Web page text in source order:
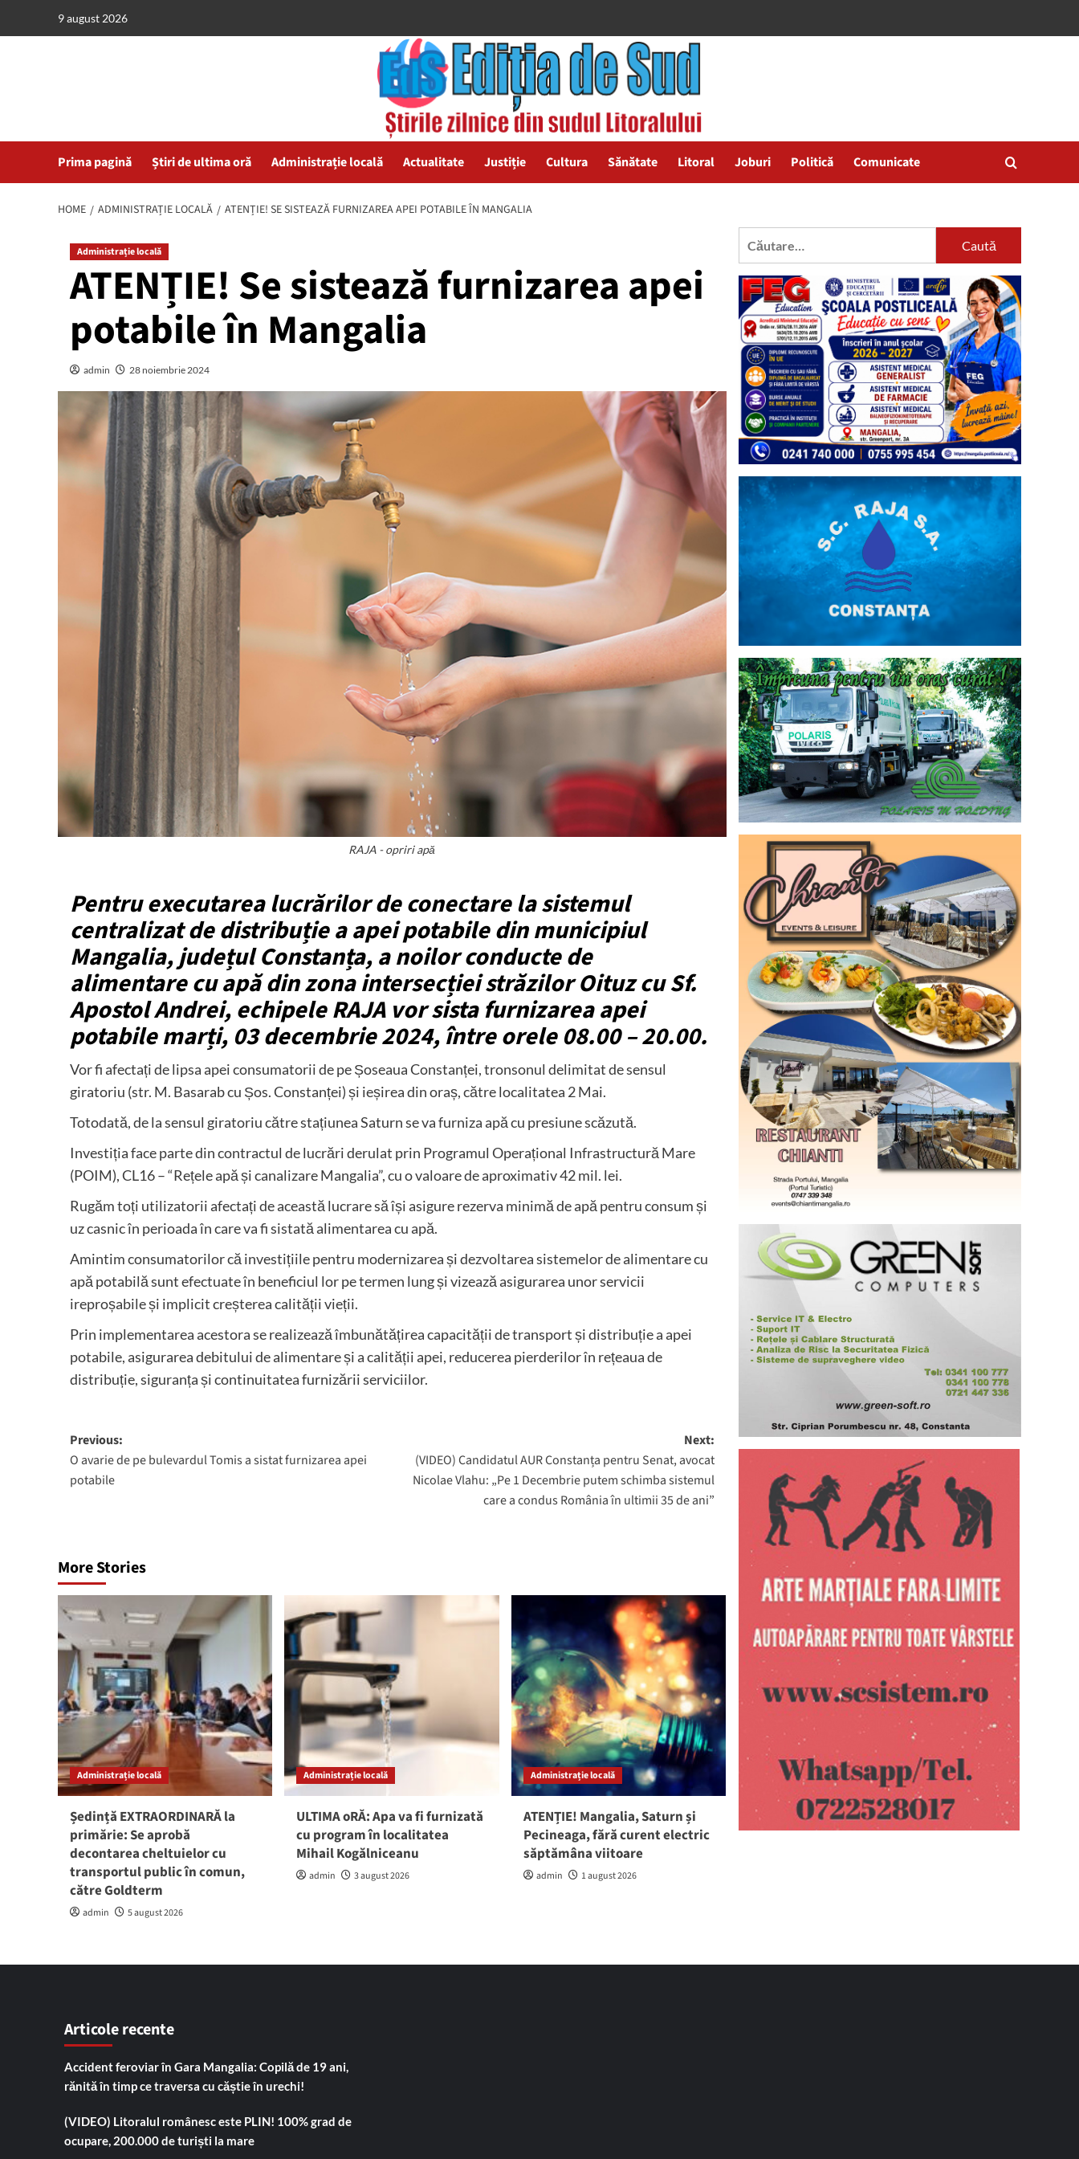
9 august 2026
Prima pagină Știri de ultima oră Administrație locală Actualitate Justiție Cultura Sănătate Litoral Joburi Politică Comunicate
HOME ADMINISTRAȚIE LOCALĂ ATENȚIE! SE SISTEAZĂ FURNIZAREA APEI POTABILE ÎN MANGALIA
Administrație locală
ATENȚIE! Se sistează furnizarea apei
potabile în Mangalia
admin 28 noiembrie 2024
RAJA - opriri apă
Pentru executarea lucrărilor de conectare la sistemul
centralizat de distribuție a apei potabile din municipiul
Mangalia, județul Constanța, a noilor conducte de
alimentare cu apă din zona intersecției străzilor Oituz cu Sf.
Apostol Andrei, echipele RAJA vor sista furnizarea apei
potabile marți, 03 decembrie 2024, între orele 08.00 – 20.00.
Vor fi afectați de lipsa apei consumatorii de pe Șoseaua Constanței, tronsonul delimitat de sensul
giratoriu (str. M. Basarab cu Șos. Constanței) și ieșirea din oraș, către localitatea 2 Mai.
Totodată, de la sensul giratoriu către stațiunea Saturn se va furniza apă cu presiune scăzută.
Investiția face parte din contractul de lucrări derulat prin Programul Operațional Infrastructură Mare
(POIM), CL16 – “Rețele apă și canalizare Mangalia”, cu o valoare de aproximativ 42 mil. lei.
Rugăm toți utilizatorii afectați de această lucrare să își asigure rezerva minimă de apă pentru consum și
uz casnic în perioada în care va fi sistată alimentarea cu apă.
Amintim consumatorilor că investițiile pentru modernizarea și dezvoltarea sistemelor de alimentare cu
apă potabilă sunt efectuate în beneficiul lor pe termen lung și vizează asigurarea unor servicii
ireproșabile și implicit creșterea calității vieții.
Prin implementarea acestora se realizează îmbunătățirea capacității de transport și distribuție a apei
potabile, asigurarea debitului de alimentare și a calității apei, reducerea pierderilor în rețeaua de
distribuție, siguranța și continuitatea furnizării serviciilor.
Post
navigation
Previous:
O avarie de pe bulevardul Tomis a sistat furnizarea apei
potabile
Next:
(VIDEO) Candidatul AUR Constanța pentru Senat, avocat
Nicolae Vlahu: „Pe 1 Decembrie putem schimba sistemul
care a condus România în ultimii 35 de ani”
More Stories
Administrație locală
Ședință EXTRAORDINARĂ la
primărie: Se aprobă
decontarea cheltuielor cu
transportul public în comun,
către Goldterm
admin 5 august 2026
Administrație locală
ULTIMA oRĂ: Apa va fi furnizată
cu program în localitatea
Mihail Kogălniceanu
admin 3 august 2026
Administrație locală
ATENȚIE! Mangalia, Saturn și
Pecineaga, fără curent electric
săptămâna viitoare
admin 1 august 2026
Caută
Articole recente
Accident feroviar în Gara Mangalia: Copilă de 19 ani,
rănită în timp ce traversa cu căștie în urechi!
(VIDEO) Litoralul românesc este PLIN! 100% grad de
ocupare, 200.000 de turiști la mare